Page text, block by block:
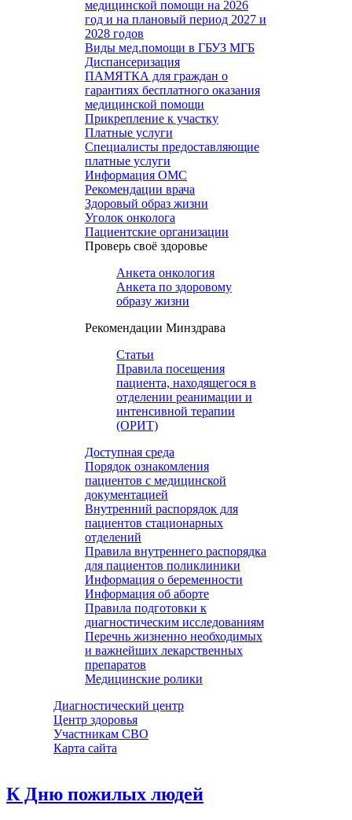
медицинской помощи на 2026
год и на плановый период 2027 и
2028 годов
Виды мед.помощи в ГБУЗ МГБ
Диспансеризация
ПАМЯТКА для граждан о
гарантиях бесплатного оказания
медицинской помощи
Прикрепление к участку
Платные услуги
Специалисты предоставляющие
платные услуги
Информация ОМС
Рекомендации врача
Здоровый образ жизни
Уголок онколога
Пациентские организации
Проверь своё здоровье
Анкета онкология
Анкета по здоровому
образу жизни
Рекомендации Минздрава
Статьи
Правила посещения
пациента, находящегося в
отделении реанимации и
интенсивной терапии
(ОРИТ)
Доступная среда
Порядок ознакомления
пациентов с медицинской
документацией
Внутренний распорядок для
пациентов стационарных
отделений
Правила внутреннего распорядка
для пациентов поликлиники
Информация о беременности
Информация об аборте
Правила подготовки к
диагностическим исследованиям
Перечнь жизненно необходимых
и важнейших лекарственных
препаратов
Медицинские ролики
Диагностический центр
Центр здоровья
Участникам СВО
Карта сайта
К Дню пожилых людей